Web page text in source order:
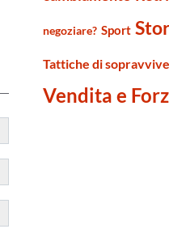
negoziare? Sport
Tattiche di
Vendita e